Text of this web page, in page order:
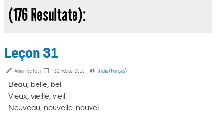
(176 Resultate):
Leçon 31
Almani Be Farsi 22. Februar 2016 Archiv (Français)
Beau, belle, bel
Vieux, vieille, vieil
Nouveau, nouvelle, nouvel